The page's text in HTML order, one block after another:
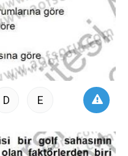
D E